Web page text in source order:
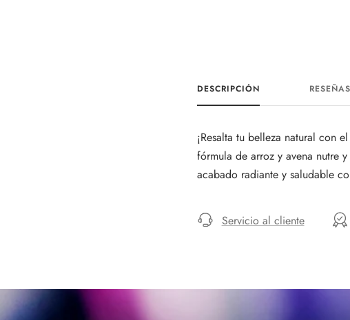
DESCRIPCIÓN
¡Resalta tu belleza natural con
fórmula de arroz y avena nutre
acabado radiante y saludable
Servicio al cliente